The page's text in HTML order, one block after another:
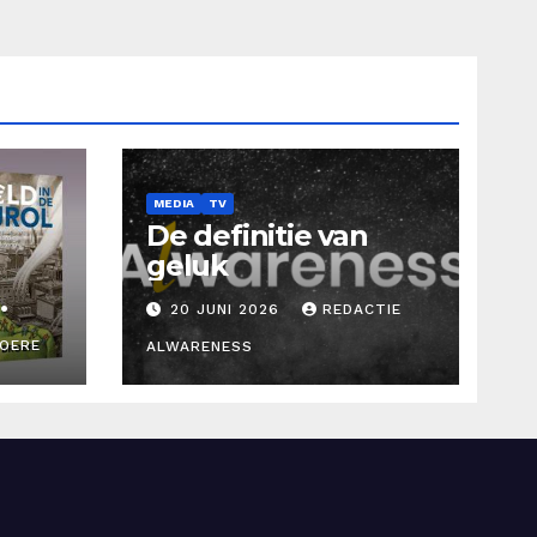
MEDIA TV
De definitie van
geluk
20 JUNI 2026 REDACTIE
ALWARENESS